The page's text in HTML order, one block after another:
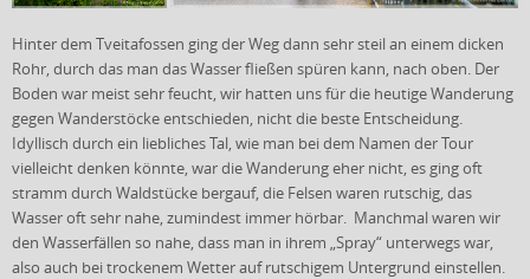
Hinter dem Tveitafossen ging der Weg dann sehr steil an einem dicken
Rohr, durch das man das Wasser fließen spüren kann, nach oben. Der
Boden war meist sehr feucht, wir hatten uns für die heutige Wanderung
gegen Wanderstöcke entschieden, nicht die beste Entscheidung.
Idyllisch durch ein liebliches Tal, wie man bei dem Namen der Tour
vielleicht denken könnte, war die Wanderung eher nicht, es ging oft
stramm durch Waldstücke bergauf, die Felsen waren rutschig, das
Wasser oft sehr nahe, zumindest immer hörbar. Manchmal waren wir
den Wasserfällen so nahe, dass man in ihrem „Spray“ unterwegs war,
also auch bei trockenem Wetter auf rutschigem Untergrund einstellen.